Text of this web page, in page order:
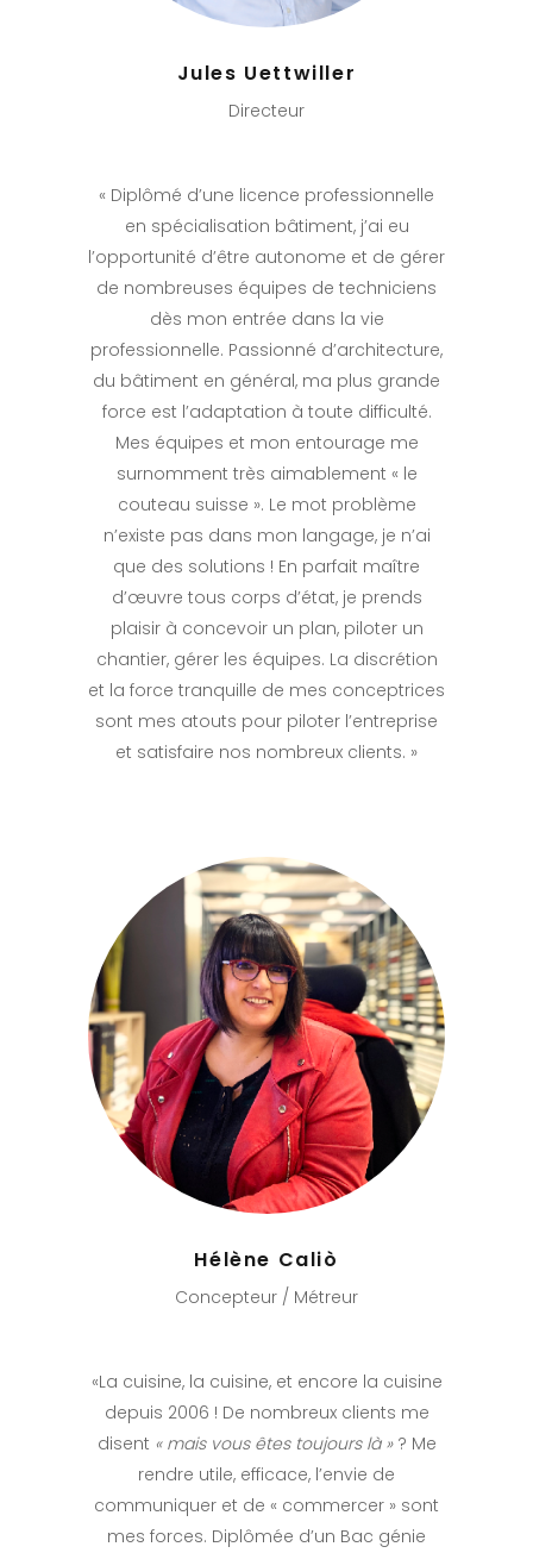
Jules Uettwiller
Directeur
« Diplômé d’une licence professionnelle
en spécialisation bâtiment, j’ai eu
l’opportunité d’être autonome et de gérer
de nombreuses équipes de techniciens
dès mon entrée dans la vie
professionnelle. Passionné d’architecture,
du bâtiment en général, ma plus grande
force est l’adaptation à toute difficulté.
Mes équipes et mon entourage me
surnomment très aimablement « le
couteau suisse ». Le mot problème
n’existe pas dans mon langage, je n’ai
que des solutions ! En parfait maître
d’œuvre tous corps d’état, je prends
plaisir à concevoir un plan, piloter un
chantier, gérer les équipes. La discrétion
et la force tranquille de mes conceptrices
sont mes atouts pour piloter l’entreprise
et satisfaire nos nombreux clients. »
Hélène Caliò
Concepteur / Métreur
«La cuisine, la cuisine, et encore la cuisine
depuis 2006 ! De nombreux clients me
disent « mais vous êtes toujours là »? Me
rendre utile, efficace, l’envie de
communiquer et de « commercer » sont
mes forces. Diplômée d’un Bac génie